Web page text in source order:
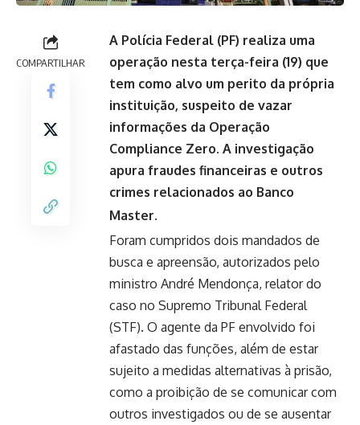
COMPARTILHAR
A Polícia Federal (PF) realiza uma
operação nesta terça-feira (19) que
tem como alvo um perito da própria
instituição, suspeito de vazar
informações da Operação
Compliance Zero. A investigação
apura fraudes financeiras e outros
crimes relacionados ao Banco
Master.
Foram cumpridos dois mandados de
busca e apreensão, autorizados pelo
ministro André Mendonça, relator do
caso no Supremo Tribunal Federal
(STF). O agente da PF envolvido foi
afastado das funções, além de estar
sujeito a medidas alternativas à prisão,
como a proibição de se comunicar com
outros investigados ou de se ausentar